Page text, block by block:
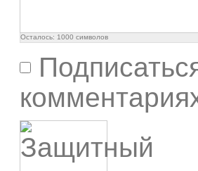
Осталось: 1000 символов